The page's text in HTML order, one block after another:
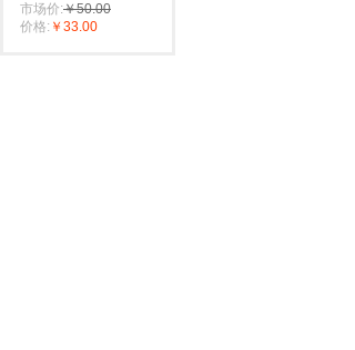
市场价:￥50.00
价格: ￥33.00